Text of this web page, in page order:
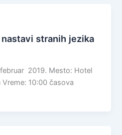
stranih jezika
2019. Mesto: Hotel
Vreme: 10:00 časova